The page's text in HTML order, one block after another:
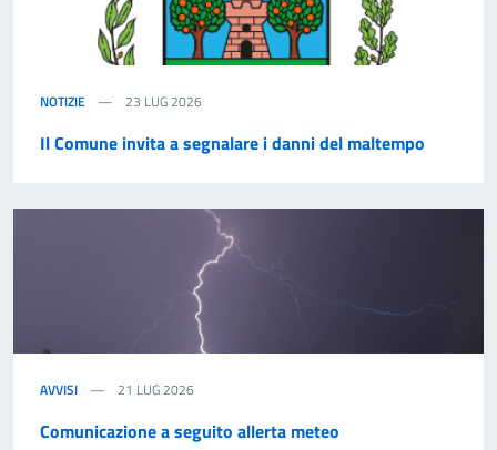
NOTIZIE 23 LUG 2026
Il Comune invita a segnalare i danni del maltempo
AVVISI 21 LUG 2026
Comunicazione a seguito allerta meteo